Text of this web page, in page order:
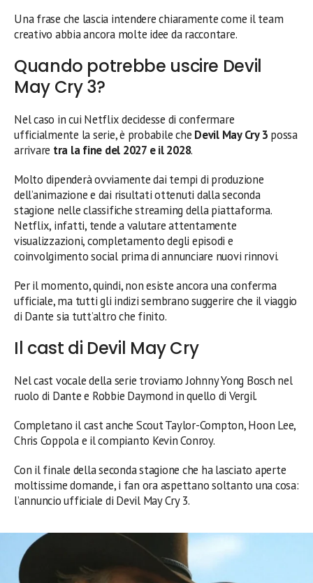
Una frase che lascia intendere chiaramente come il team
creativo abbia ancora molte idee da raccontare.
Quando potrebbe uscire Devil
May Cry 3?
Nel caso in cui Netflix decidesse di confermare
ufficialmente la serie, è probabile che Devil May Cry 3 possa
arrivare tra la fine del 2027 e il 2028.
Molto dipenderà ovviamente dai tempi di produzione
dell’animazione e dai risultati ottenuti dalla seconda
stagione nelle classifiche streaming della piattaforma.
Netflix, infatti, tende a valutare attentamente
visualizzazioni, completamento degli episodi e
coinvolgimento social prima di annunciare nuovi rinnovi.
Per il momento, quindi, non esiste ancora una conferma
ufficiale, ma tutti gli indizi sembrano suggerire che il viaggio
di Dante sia tutt’altro che finito.
Il cast di Devil May Cry
Nel cast vocale della serie troviamo Johnny Yong Bosch nel
ruolo di Dante e Robbie Daymond in quello di Vergil.
Completano il cast anche Scout Taylor-Compton, Hoon Lee,
Chris Coppola e il compianto Kevin Conroy.
Con il finale della seconda stagione che ha lasciato aperte
moltissime domande, i fan ora aspettano soltanto una cosa:
l’annuncio ufficiale di Devil May Cry 3.